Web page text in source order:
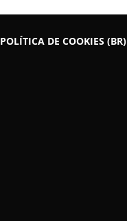
POLÍTICA DE COOKIES (BR)